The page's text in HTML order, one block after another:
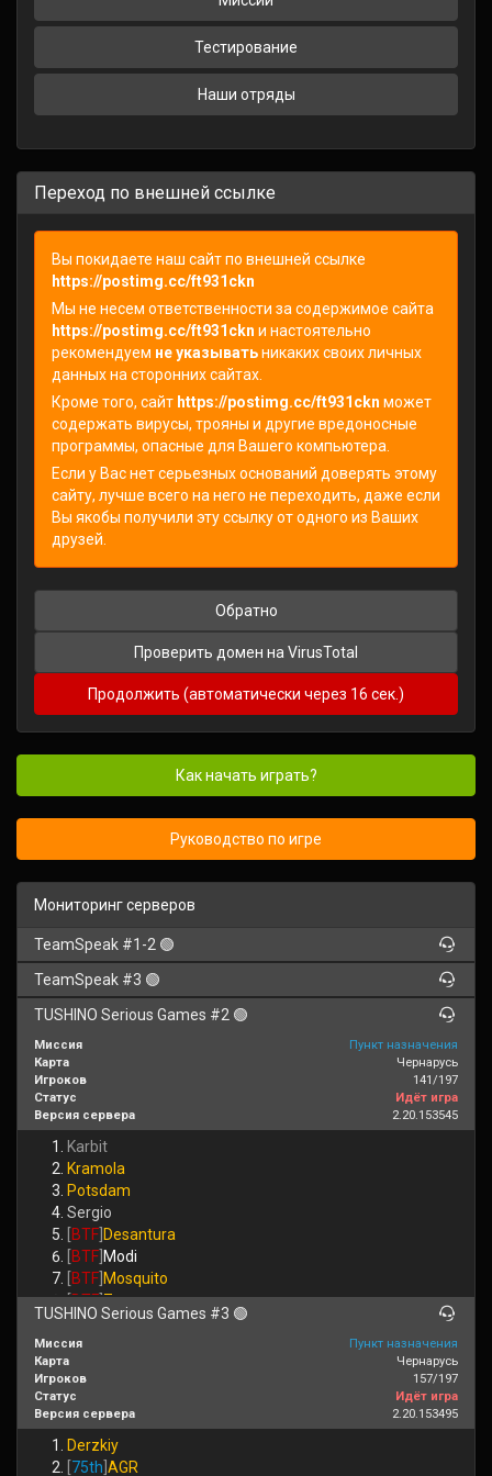
Тестирование
Наши отряды
Переход по внешней ссылке
Вы покидаете наш сайт по внешней ссылке
https://postimg.cc/ft931ckn
Мы не несем ответственности за содержимое сайта
https://postimg.cc/ft931ckn и настоятельно
рекомендуем не указыватьникаких своих личных
данных на сторонних сайтах.
Кроме того, сайт https://postimg.cc/ft931ckn может
содержать вирусы, трояны и другие вредоносные
программы, опасные для Вашего компьютера.
Если у Вас нет серьезных оснований доверять этому
сайту, лучше всего на него не переходить, даже если
Вы якобы получили эту ссылку от одного из Ваших
друзей.
Обратно
Проверить домен на VirusTotal
Продолжить (автоматически через 16 сек.)
Как начать играть?
Руководство по игре
Мониторинг серверов
TeamSpeak #1-2 🟢
TeamSpeak #3 🟢
TUSHINO Serious Games #2 🟢
Миссия
Пункт назначения
Карта
Чернарусь
Игроков
141/197
Статус
Идёт игра
Версия сервера
2.20.153545
Karbit
Kramola
Potsdam
Sergio
BTF Desantura
BTF Modi
BTF Mosquito
[BTF]Zoro
[CCO]Dezmos
[CCO
[
[CCO
[CCO]RED
[CCO]Wish
[CCO_c
TUSHINO Serious Games #3 🟢
Миссия
Пункт назначения
Карта
Чернарусь
Игроков
157/197
Статус
Идёт игра
Версия сервера
2.20.153495
Derzkiy
75th AGR